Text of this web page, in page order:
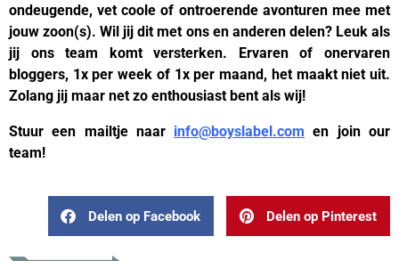
ondeugende, vet coole of ontroerende avonturen mee met
jouw zoon(s). Wil jij dit met ons en anderen delen? Leuk als
jij ons team komt versterken. Ervaren of onervaren
bloggers, 1x per week of 1x per maand, het maakt niet uit.
Zolang jij maar net zo enthousiast bent als wij!
Stuur een mailtje naar info@boyslabel.com en join our
team!
Delen op Facebook Delen op Pinterest